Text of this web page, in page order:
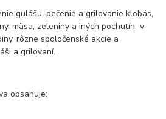
gulášu, pečenie a grilovanie klobás,
mäsa, zeleniny a iných pochutín v
rôzne spoločenské akcie a
a grilovaní.
obsahuje: